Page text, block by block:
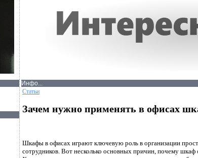
Инфо...
Статьи
Зачем нужно применять в офисах
Шкафы в офисах играют ключевую роль в организации
сотрудников. Вот несколько основных причин, почему